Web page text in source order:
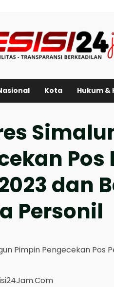
Kota Hukum &
dan
Personil
Pimpin Pengecekan Pos